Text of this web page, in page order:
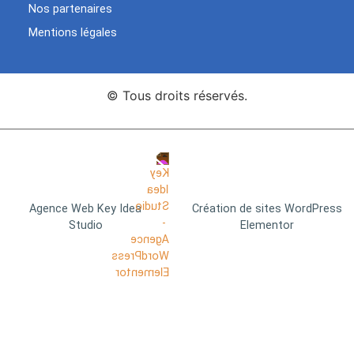
Nos partenaires
Mentions légales
© Tous droits réservés.
Agence Web Key Idea
Studio
Création de sites WordPress
Elementor